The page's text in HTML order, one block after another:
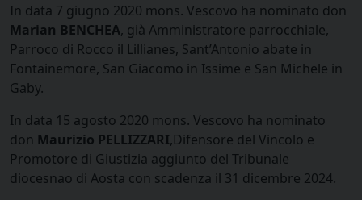
In data 7 giugno 2020 mons. Vescovo ha nominato don
Marian BENCHEA, già Amministratore parrocchiale,
Parroco di Rocco il Lillianes, Sant’Antonio abate in
Fontainemore, San Giacomo in Issime e San Michele in
Gaby.
In data 15 agosto 2020 mons. Vescovo ha nominato
don Maurizio PELLIZZARI,Difensore del Vincolo e
Promotore di Giustizia aggiunto del Tribunale
diocesnao di Aosta con scadenza il 31 dicembre 2024.